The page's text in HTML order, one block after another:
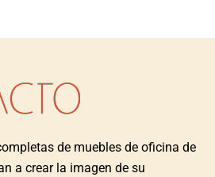
de muebles de oficina de
a crear la imagen de su